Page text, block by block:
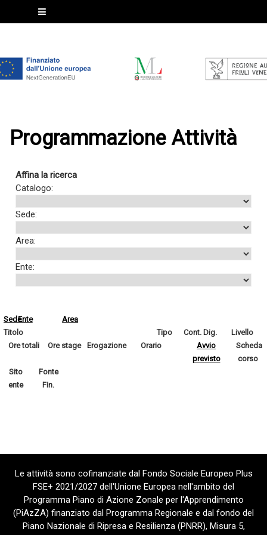
Programmazione Attività
Affina la ricerca
Catalogo:
Sede:
Area:
Ente:
SedeEnte
Area
Titolo
Tipo Cont. Dig.
Livello
Ore totali
Ore stage Erogazione Orario
Avvio
previsto
Scheda
corso
Sito
ente
Fonte
Fin.
Le attività sono cofinanziate dal Fondo Sociale Europeo Plus
FSE+ 2021/2027 dell'Unione Europea nell'ambito del
Programma Piano di Azione Zonale per l'Apprendimento
(PiAzZA) finanziato dal Programma Regionale e dal fondo del
Piano Nazionale di Ripresa e Resilienza (PNRR), Misura 5,